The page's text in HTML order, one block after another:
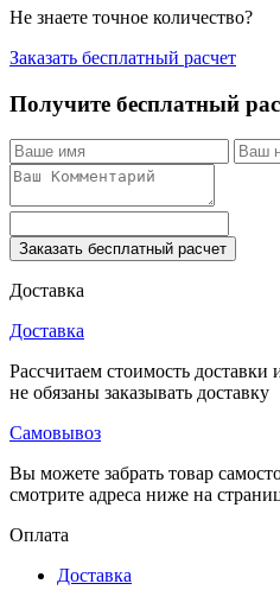
Не знаете точное количество?
Заказать бесплатный расчет
Получите бесплатный
Заказать бесплатный расчет
Доставка
Доставка
Рассчитаем стоимость
не обязаны заказывать доставку
Самовывоз
Вы можете забрать товар
смотрите адреса ниже на
Оплата
Доставка